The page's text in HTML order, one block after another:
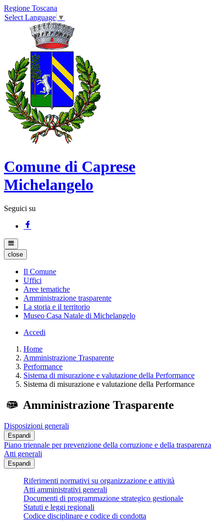
Regione Toscana
Select Language ▼
Comune di Caprese
Michelangelo
Seguici su
close
Il Comune
Uffici
Aree tematiche
Amministrazione trasparente
La storia e il territorio
Museo Casa Natale di Michelangelo
Accedi
Home
Amministrazione Trasparente
Performance
Sistema di misurazione e valutazione della Performance
Sistema di misurazione e valutazione della Performance
Amministrazione Trasparente
Disposizioni generali
Espandi
Piano triennale per prevenzione della corruzione e della trasparenza
Atti generali
Espandi
Riferimenti normativi su organizzazione e attività
Atti amministrativi generali
Documenti di programmazione strategico gestionale
Statuti e leggi regionali
Codice disciplinare e codice di condotta